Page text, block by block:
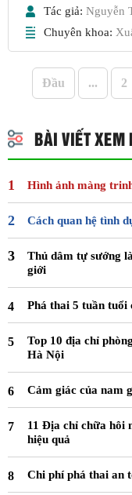
Tác giả: Nguyễn
Chuyên khoa:
Đầu ... 2
BÀI VIẾT XEM
Hình ảnh màng
Cách quan hệ tình
Thủ dâm tự sướng
giới
Phá thai 5 tuần tuổi
Top 10 địa chỉ
Hà Nội
Cảm giác của nam
11 Địa chỉ chữa hôi
hiệu quả
Chi phí phá thai an